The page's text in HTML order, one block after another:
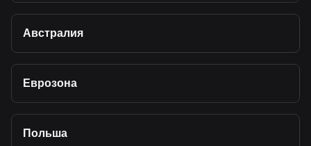
Австралия
Еврозона
Польша